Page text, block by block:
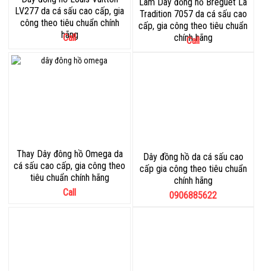
LV277 da cá sấu cao cấp, gia
công theo tiêu chuẩn chính
hãng
Call
Tradition 7057 da cá sấu cao
cấp, gia công theo tiêu chuẩn
chính hãng
Call
Thay Dây đông hồ Omega da
cá sấu cao cấp, gia công theo
tiêu chuẩn chính hãng
Call
Dây đồng hồ da cá sấu cao
cấp gia công theo tiêu chuẩn
chính hãng
0906885622